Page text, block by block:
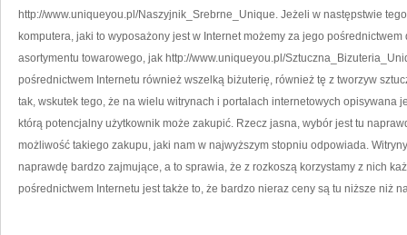
http://www.uniqueyou.pl/Naszyjnik_Srebrne_Unique. Jeżeli w następstwie
komputera, jaki to wyposażony jest w Internet możemy za jego
asortymentu towarowego, jak http://www.uniqueyou.pl/
pośrednictwem Internetu również wszelką biżuterię, również tę z tworzyw
tak, wskutek tego, że na wielu witrynach i portalach internetowych opisywana
którą potencjalny użytkownik może zakupić. Rzecz jasna, wybór jest tu
możliwość takiego zakupu, jaki nam w najwyższym stopniu odpowiada.
naprawdę bardzo zajmujące, a to sprawia, że z rozkoszą korzystamy z nich
pośrednictwem Internetu jest także to, że bardzo nieraz ceny są tu niższe niż